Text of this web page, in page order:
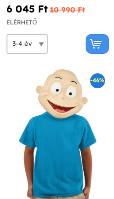
6 045 Ft‎ 10 990 Ft‎
ELÉRHETŐ
-46%